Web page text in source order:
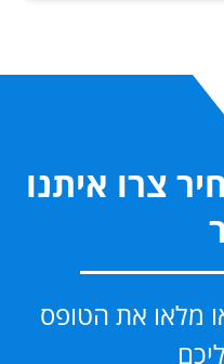
צרו איתנו
09-7733-820 או מלאו את הטופס